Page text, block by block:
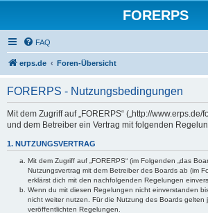
FORERPS
FAQ
erps.de Foren-Übersicht
FORERPS - Nutzungsbedingungen
Mit dem Zugriff auf „FORERPS“ („http://
und dem Betreiber ein Vertrag mit folgenden
1. NUTZUNGSVERTRAG
Mit dem Zugriff auf „FORERPS“ (im Folgenden „das
Nutzungsvertrag mit dem Betreiber des Boards ab (im
erklärst dich mit den nachfolgenden Regelungen
Wenn du mit diesen Regelungen nicht einverstanden
nicht weiter nutzen. Für die Nutzung des Boards gelten
veröffentlichten Regelungen.